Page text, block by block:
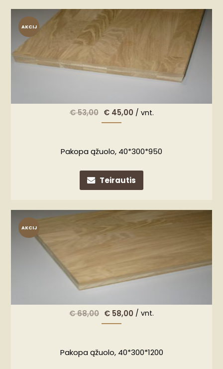
AKCIJ
€53,00 €45,00 / vnt.
Pakopa ąžuolo, 40*300*950
Teirautis
AKCIJ
€68,00 € 58,00 / vnt.
Pakopa ąžuolo, 40*300*1200